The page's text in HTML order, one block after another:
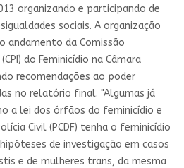
organizando e participando de
sociais. A organização
andamento da Comissão
do Feminicídio na Câmara
recomendações ao poder
no relatório final. "Algumas já
a lei dos órfãos do feminicídio e
Civil (PCDF) tenha o feminicídio
de investigação em casos
e de mulheres trans, da mesma